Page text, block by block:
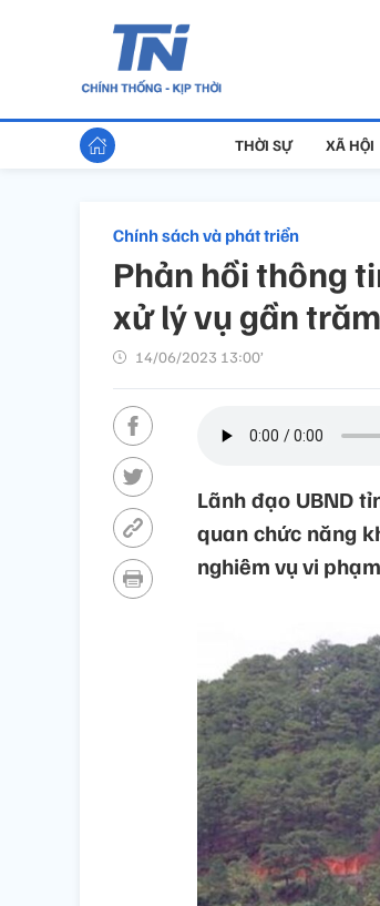
THỜI SỰ XÃ HỘI
Chính sách và phát triển
Phản hồi thông
xử lý vụ gần
14/06/2023 13:00’
Lãnh đạo UBND
quan chức năng
nghiêm vụ vi